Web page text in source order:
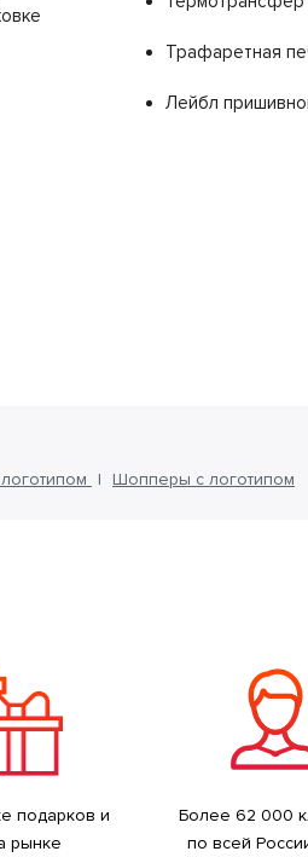
Трафаретная
Лейбл
Шопперы с логотипом
подарков и
рынке
Более 62 000
по всей